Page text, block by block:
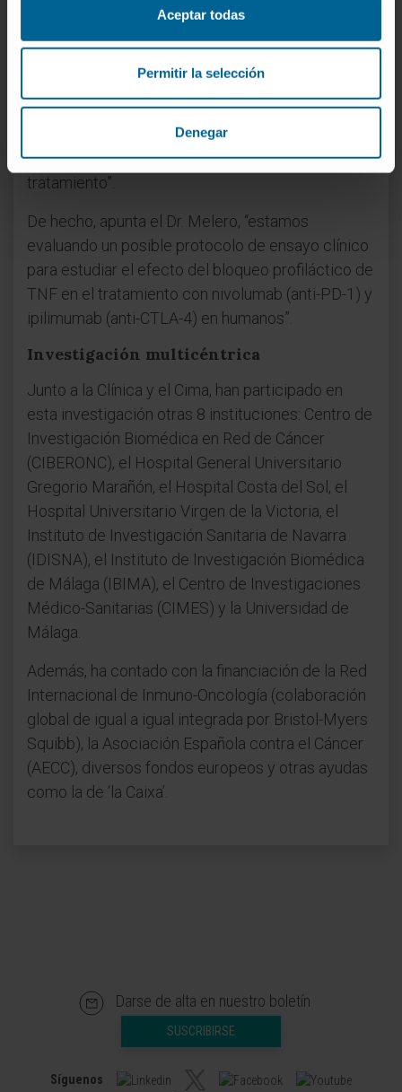
Aceptar todas
Permitir la selección
Denegar
“La evidencia en pacientes es escasa pero apunta
a una excelente seguridad de la inhibición de TNF
laboratorio junto con la experiencia clínica previa
sugieren la realización de ensayos clínicos para
comprobar la seguridad y eficacia del
tratamiento”.
De hecho, apunta el Dr. Melero, “estamos
evaluando un posible protocolo de ensayo clínico
para estudiar el efecto del bloqueo profiláctico de
TNF en el tratamiento con nivolumab (anti-PD-1) y
ipilimumab (anti-CTLA-4) en humanos”.
Investigación multicéntrica
Junto a la Clínica y el Cima, han participado en
esta investigación otras 8 instituciones: Centro de
Investigación Biomédica en Red de Cáncer
(CIBERONC), el Hospital General Universitario
Gregorio Marañón, el Hospital Costa del Sol, el
Hospital Universitario Virgen de la Victoria, el
Instituto de Investigación Sanitaria de Navarra
(IDISNA), el Instituto de Investigación Biomédica
de Málaga (IBIMA), el Centro de Investigaciones
Médico-Sanitarias (CIMES) y la Universidad de
Málaga.
Además, ha contado con la financiación de la Red
Internacional de Inmuno-Oncología (colaboración
global de igual a igual integrada por Bristol-Myers
Squibb), la Asociación Española contra el Cáncer
(AECC), diversos fondos europeos y otras ayudas
como la de ‘la Caixa’.
Darse de alta en nuestro boletín
SUSCRIBIRSE
Síguenos